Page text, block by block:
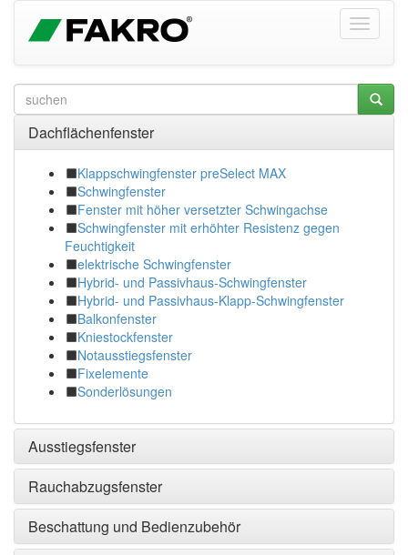
Dachflächenfenster
Klappschwingfenster preSelect MAX
Schwingfenster
Fenster mit höher versetzter Schwingachse
Schwingfenster mit erhöhter Resistenz gegen
Feuchtigkeit
elektrische Schwingfenster
Hybrid- und Passivhaus-Schwingfenster
Hybrid- und Passivhaus-Klapp-Schwingfenster
Balkonfenster
Kniestockfenster
Notausstiegsfenster
Fixelemente
Sonderlösungen
Ausstiegsfenster
Rauchabzugsfenster
Beschattung und Bedienzubehör